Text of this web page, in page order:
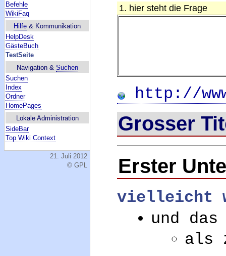
Befehle
WikiFaq
Hilfe & Kommunikation
HelpDesk
GästeBuch
TestSeite
Navigation & Suchen
Suchen
Index
Ordner
HomePages
Lokale Administration
SideBar
Top Wiki Context
21. Juli 2012
© GPL
1. hier steht die Frage
http://
Grosser
Erster
vielleicht
und
als